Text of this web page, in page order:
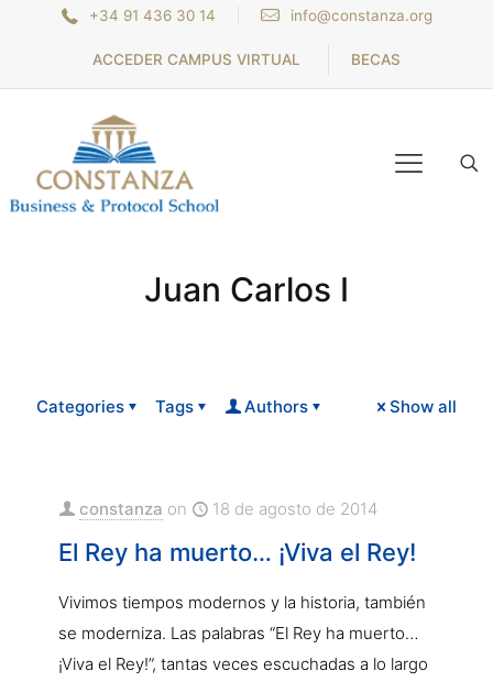
+34 91 436 30 14 info@constanza.org
ACCEDER CAMPUS VIRTUAL BECAS
Juan Carlos I
Categories Tags Authors Show all
constanza on 18 de agosto de 2014
El Rey ha muerto… ¡Viva el Rey!
Vivimos tiempos modernos y la historia, también
se moderniza. Las palabras “El Rey ha muerto…
¡Viva el Rey!”, tantas veces escuchadas a lo largo